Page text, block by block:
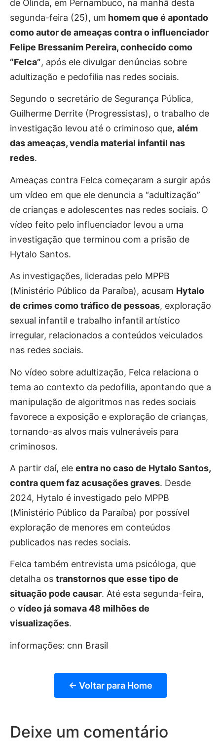
de Olinda, em Pernambuco, na manhã desta
segunda-feira (25), um homem que é apontado
como autor de ameaças contra o influenciador
Felipe Bressanim Pereira, conhecido como
“Felca”, após ele divulgar denúncias sobre
adultização e pedofilia nas redes sociais.
Segundo o secretário de Segurança Pública,
Guilherme Derrite (Progressistas), o trabalho de
investigação levou até o criminoso que, além
das ameaças, vendia material infantil nas
redes.
Ameaças contra Felca começaram a surgir após
um vídeo em que ele denuncia a “adultização”
de crianças e adolescentes nas redes sociais. O
vídeo feito pelo influenciador levou a uma
investigação que terminou com a prisão de
Hytalo Santos.
As investigações, lideradas pelo MPPB
(Ministério Público da Paraíba), acusam Hytalo
de crimes como tráfico de pessoas, exploração
sexual infantil e trabalho infantil artístico
irregular, relacionados a conteúdos veiculados
nas redes sociais.
No vídeo sobre adultização, Felca relaciona o
tema ao contexto da pedofilia, apontando que a
manipulação de algoritmos nas redes sociais
favorece a exposição e exploração de crianças,
tornando-as alvos mais vulneráveis para
criminosos.
A partir daí, ele entra no caso de Hytalo Santos,
contra quem faz acusações graves. Desde
2024, Hytalo é investigado pelo MPPB
(Ministério Público da Paraíba) por possível
exploração de menores em conteúdos
publicados nas redes sociais.
Felca também entrevista uma psicóloga, que
detalha os transtornos que esse tipo de
situação pode causar. Até esta segunda-feira,
o vídeo já somava 48 milhões de
visualizações.
informações: cnn Brasil
← Voltar para Home
Deixe um comentário